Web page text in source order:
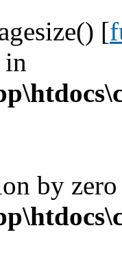
[
in
by